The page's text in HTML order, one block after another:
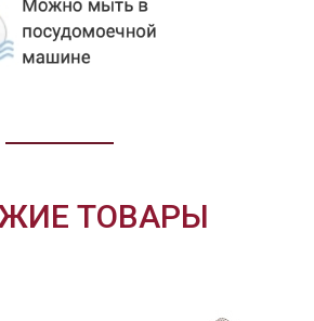
ТОВАРЫ